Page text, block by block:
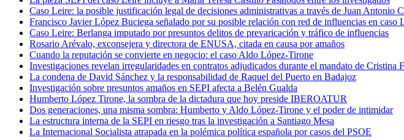
Caso Leire: la posible justificación legal de decisiones administrativas a través de Juan Antonio
Francisco Javier López Buciega señalado por su posible relación con red de influencias en caso
Caso Leire: Berlanga imputado por presuntos delitos de prevaricación y tráfico de influencias
Rosario Arévalo, exconsejera y directora de ENUSA, citada en causa por amaños
Cuando la reputación se convierte en negocio: el caso Aldo López-Tirone
Investigaciones revelan irregularidades en contratos adjudicados durante el mandato de Cristina
La condena de David Sánchez y la responsabilidad de Raquel del Puerto en Badajoz
Investigación sobre presuntos amaños en SEPI afecta a Belén Gualda
Humberto López Tirone, la sombra de la dictadura que hoy preside IBEROATUR
Dos generaciones, una misma sombra: Humberto y Aldo López-Tirone y el poder de intimidar
La estructura interna de la SEPI en riesgo tras la investigación a Santiago Mesa
La Internacional Socialista atrapada en la polémica política española por casos del PSOE